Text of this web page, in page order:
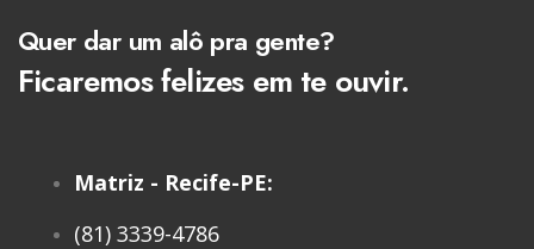
Quer dar um alô pra gente?
Ficaremos felizes em te ouvir.
Matriz - Recife-PE:
(81) 3339-4786